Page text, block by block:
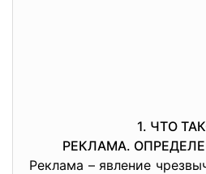
1. ЧТО
РЕКЛАМА.
Реклама – явление